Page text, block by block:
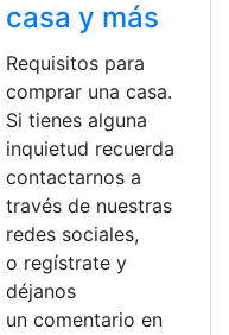
TDT Channels,Web oficial
casa y más
Requisitos para
comprar una casa.
Si tienes alguna
inquietud recuerda
contactarnos a
través de nuestras
redes sociales,
o regístrate y
déjanos
un comentario en